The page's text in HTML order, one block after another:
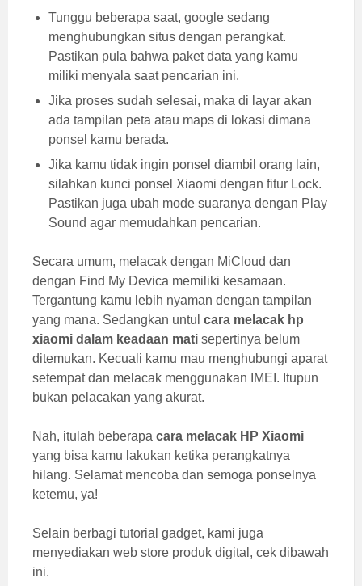
Tunggu beberapa saat, google sedang
menghubungkan situs dengan perangkat.
Pastikan pula bahwa paket data yang kamu
miliki menyala saat pencarian ini.
Jika proses sudah selesai, maka di layar akan
ada tampilan peta atau maps di lokasi dimana
ponsel kamu berada.
Jika kamu tidak ingin ponsel diambil orang lain,
silahkan kunci ponsel Xiaomi dengan fitur Lock.
Pastikan juga ubah mode suaranya dengan Play
Sound agar memudahkan pencarian.
Secara umum, melacak dengan MiCloud dan
dengan Find My Devica memiliki kesamaan.
Tergantung kamu lebih nyaman dengan tampilan
yang mana. Sedangkan untul cara melacak hp
xiaomi dalam keadaan mati sepertinya belum
ditemukan. Kecuali kamu mau menghubungi aparat
setempat dan melacak menggunakan IMEI. Itupun
bukan pelacakan yang akurat.
Nah, itulah beberapa cara melacak HP Xiaomi
yang bisa kamu lakukan ketika perangkatnya
hilang. Selamat mencoba dan semoga ponselnya
ketemu, ya!
Selain berbagi tutorial gadget, kami juga
menyediakan web store produk digital, cek dibawah
ini.